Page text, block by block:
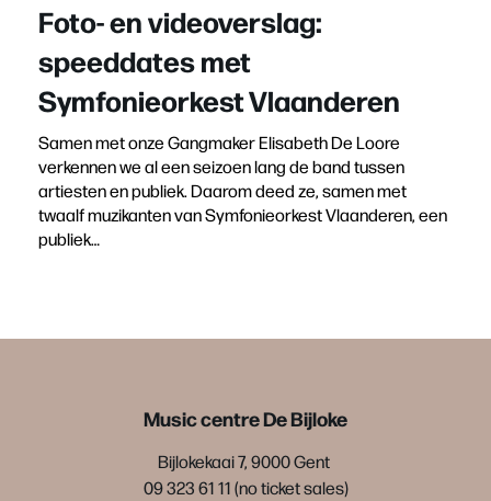
Foto- en videoverslag:
speeddates met
Symfonieorkest Vlaanderen
Samen met onze Gangmaker Elisabeth De Loore
verkennen we al een seizoen lang de band tussen
artiesten en publiek. Daarom deed ze, samen met
twaalf muzikanten van Symfonieorkest Vlaanderen, een
publiek…
Music centre De Bijloke
Bijlokekaai 7, 9000 Gent
09 323 61 11 (no ticket sales)